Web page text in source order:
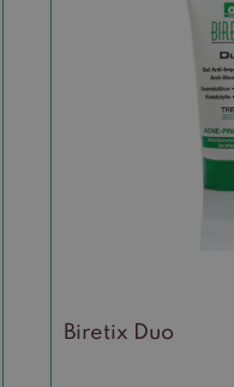
Biretix Duo